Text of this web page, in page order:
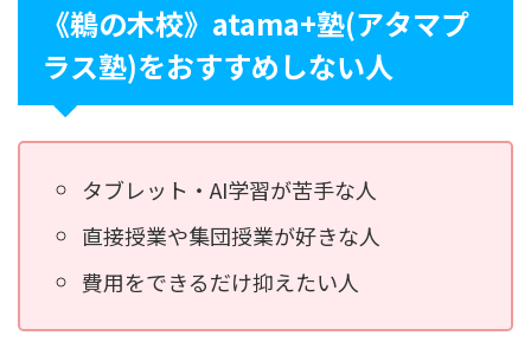
《鵜の木校》atama+塾(アタマプ
ラス塾)をおすすめしない人
タブレット・AI学習が苦手な人
直接授業や集団授業が好きな人
費用をできるだけ抑えたい人